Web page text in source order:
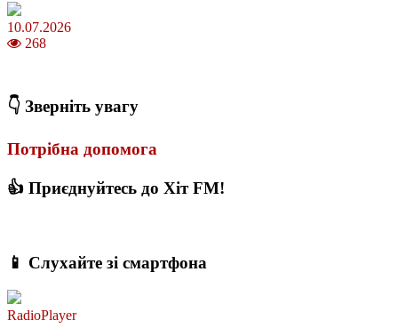
10.07.2026
268
👇 Зверніть увагу
Потрібна допомога
👍 Приєднуйтесь до Хіт FM!
📱 Слухайте зі смартфона
RadioPlayer